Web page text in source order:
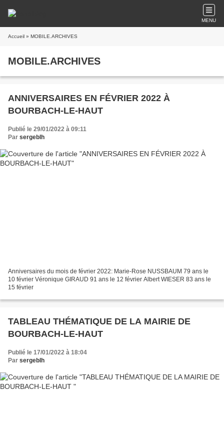
MENU
Accueil » MOBILE.ARCHIVES
MOBILE.ARCHIVES
ANNIVERSAIRES EN FÉVRIER 2022 À
BOURBACH-LE-HAUT
Publié le 29/01/2022 à 09:11
Par sergeblh
Anniversaires du mois de février 2022: Marie-Rose NUSSBAUM 79 ans le
10 février Véronique GIRAUD 91 ans le 12 février Albert WIESER 83 ans le
15 février
TABLEAU THÉMATIQUE DE LA MAIRIE DE
BOURBACH-LE-HAUT
Publié le 17/01/2022 à 18:04
Par sergeblh